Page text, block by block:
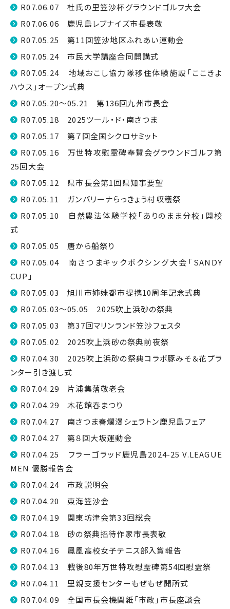
R07.06.07 杜氏の里笠沙杯グラウンドゴルフ大会
R07.06.06 鹿児島レブナイズ市長表敬
R07.05.25 第11回笠沙地区ふれあい運動会
R07.05.24 市民大学講座合同開講式
R07.05.24 地域おこし協力隊移住体験施設「ここきよ
ハウス」オープン式典
R07.05.20～05.21 第136回九州市長会
R07.05.18 2025ツール・ド・南さつま
R07.05.17 第７回全国シクロサミット
R07.05.16 万世特攻慰霊碑奉賛会グラウンドゴルフ第
25回大会
R07.05.12 県市長会第1回県知事要望
R07.05.11 ガンバリーナらっきょう村収穫祭
R07.05.10 自然農法体験学校「ありのまま分校」開校
式
R07.05.05 唐から船祭り
R07.05.04 南さつまキックボクシング大会「SANDY
CUP」
R07.05.03 旭川市姉妹都市提携10周年記念式典
R07.05.03～05.05 2025吹上浜砂の祭典
R07.05.03 第37回マリンランド笠沙フェスタ
R07.05.02 2025吹上浜砂の祭典前夜祭
R07.04.30 2025吹上浜砂の祭典コラボ豚みそ＆花プラ
ンター引き渡し式
R07.04.29 片浦集落敬老会
R07.04.29 木花館春まつり
R07.04.27 南さつま春爛漫シェラトン鹿児島フェア
R07.04.27 第８回大坂運動会
R07.04.25 フラーゴラッド鹿児島2024-25 V.LEAGUE
MEN 優勝報告会
R07.04.24 市政説明会
R07.04.20 東海笠沙会
R07.04.19 関東坊津会第33回総会
R07.04.18 砂の祭典招待作家市長表敬
R07.04.16 鳳凰高校女子テニス部入賞報告
R07.04.13 戦後80年万世特攻慰霊碑第54回慰霊祭
R07.04.11 里親支援センターもぜもぜ開所式
R07.04.09 全国市長会機関紙「市政」市長座談会